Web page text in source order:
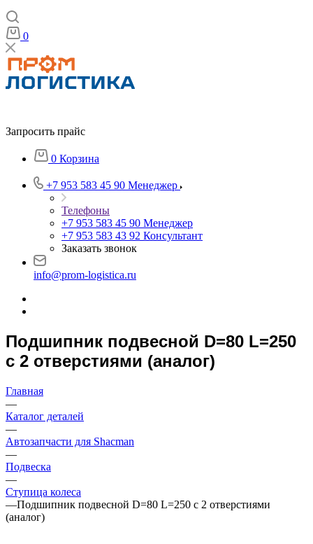
0
Запросить прайс
0 Корзина
+7 953 583 45 90 Менеджер
Телефоны
+7 953 583 45 90 Менеджер
+7 953 583 43 92 Консультант
Заказать звонок
info@prom-logistica.ru
Подшипник подвесной D=80 L=250
с 2 отверстиями (аналог)
Главная
—
Каталог деталей
—
Автозапчасти для Shacman
—
Подвеска
—
Ступица колеса
—Подшипник подвесной D=80 L=250 с 2 отверстиями
(аналог)